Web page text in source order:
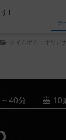
！
タイムボム：オリジ
40分 10